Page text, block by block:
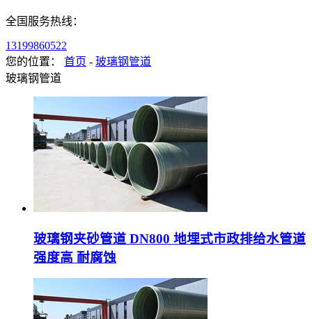
全国服务热线：
13199860522
您的位置： 首页 - 玻璃钢管道
玻璃钢管道
玻璃钢夹砂管道 DN800 地埋式市政排给水管道
强度高 耐腐蚀